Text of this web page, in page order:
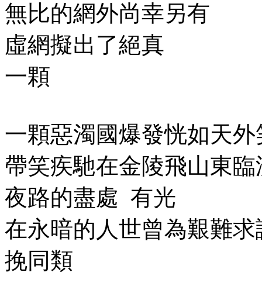
無比的網外尚幸另有
虛網擬出了絕真
一顆
一顆惡濁國爆發恍如天外
帶笑疾馳在金陵飛山東
夜路的盡處 有光
在永暗的人世曾為艱難求
挽同類